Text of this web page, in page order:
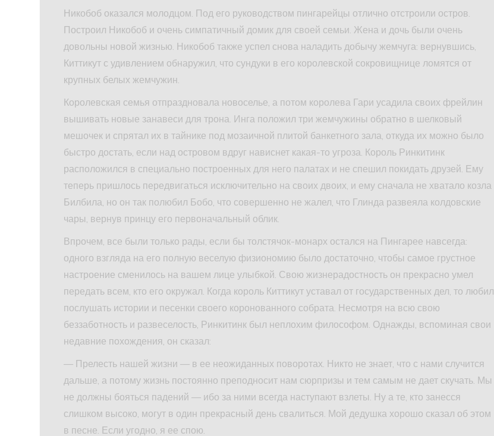
Никобоб оказался молодцом. Под его руководством пингарейцы отлично отстроили остров.
Построил Никобоб и очень симпатичный домик для своей семьи. Жена и дочь были очень
довольны новой жизнью. Никобоб также успел снова наладить добычу жемчуга: вернувшись,
Киттикут с удивлением обнаружил, что сундуки в его королевской сокровищнице ломятся от
крупных белых жемчужин.
Королевская семья отпраздновала новоселье, а потом королева Гари усадила своих фрейлин
вышивать новые занавеси для трона. Инга положил три жемчужины обратно в шелковый
мешочек и спрятал их в тайнике под мозаичной плитой банкетного зала, откуда их можно было
быстро достать, если над островом вдруг нависнет какая-то угроза. Король Ринкитинк
расположился в специально построенных для него палатах и не спешил покидать друзей. Ему
теперь пришлось передвигаться исключительно на своих двоих, и ему сначала не хватало козла
Билбила, но он так полюбил Бобо, что совершенно не жалел, что Глинда развеяла колдовские
чары, вернув принцу его первоначальный облик.
Впрочем, все были только рады, если бы толстячок-монарх остался на Пингарее навсегда:
одного взгляда на его полную веселую физиономию было достаточно, чтобы самое грустное
настроение сменилось на вашем лице улыбкой. Свою жизнерадостность он прекрасно умел
передать всем, кто его окружал. Когда король Киттикут уставал от государственных дел, то любил
послушать истории и песенки своего коронованного собрата. Несмотря на всю свою
беззаботность и развеселость, Ринкитинк был неплохим философом. Однажды, вспоминая свои
недавние похождения, он сказал:
— Прелесть нашей жизни — в ее неожиданных поворотах. Никто не знает, что с нами случится
дальше, а потому жизнь постоянно преподносит нам сюрпризы и тем самым не дает скучать. Мы
не должны бояться падений — ибо за ними всегда наступают взлеты. Ну а те, кто занесся
слишком высоко, могут в один прекрасный день свалиться. Мой дедушка хорошо сказал об этом
в песне. Если угодно, я ее спою.